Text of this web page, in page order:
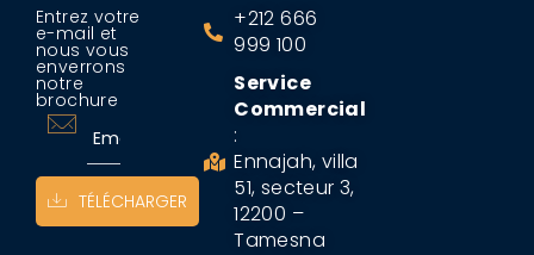
Entrez votre
e-mail et
nous vous
enverrons
notre
brochure
TÉLÉCHARGER
+212 666
999 100
Service
Commercial
:
Ennajah, villa
51, secteur 3,
12200 –
Tamesna